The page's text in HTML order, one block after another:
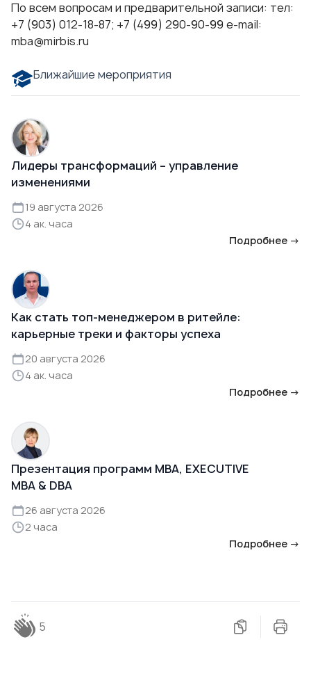
По всем вопросам и предварительной записи: тел:
+7 (903) 012-18-87; +7 (499) 290-90-99 е-mail:
mba@mirbis.ru
Ближайшие мероприятия
Лидеры трансформаций – управление
изменениями
19 августа 2026
4 ак. часа
Подробнее →
Как стать топ-менеджером в ритейле:
карьерные треки и факторы успеха
20 августа 2026
4 ак. часа
Подробнее →
Презентация программ MBA, EXECUTIVE
MBA & DBA
26 августа 2026
2 часа
Подробнее →
5